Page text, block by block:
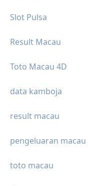
Slot Pulsa
Result Macau
Toto Macau 4D
data kamboja
result macau
pengeluaran macau
toto macau